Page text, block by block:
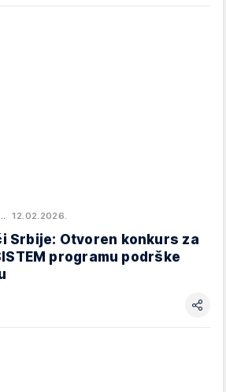
12.02.2026.
Srbije: Otvoren konkurs za
programu podrške